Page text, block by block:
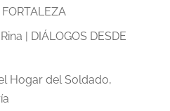
| DIÁLOGOS DESDE
Hogar del Soldado,